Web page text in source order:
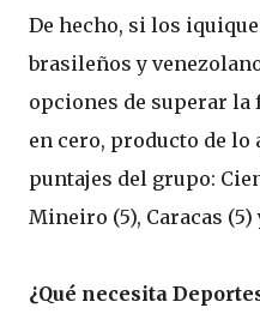
De hecho, si los
brasileños y
opciones de superar la
en cero, producto de lo
puntajes del grupo:
Mineiro (5), Caracas
¿Qué necesita